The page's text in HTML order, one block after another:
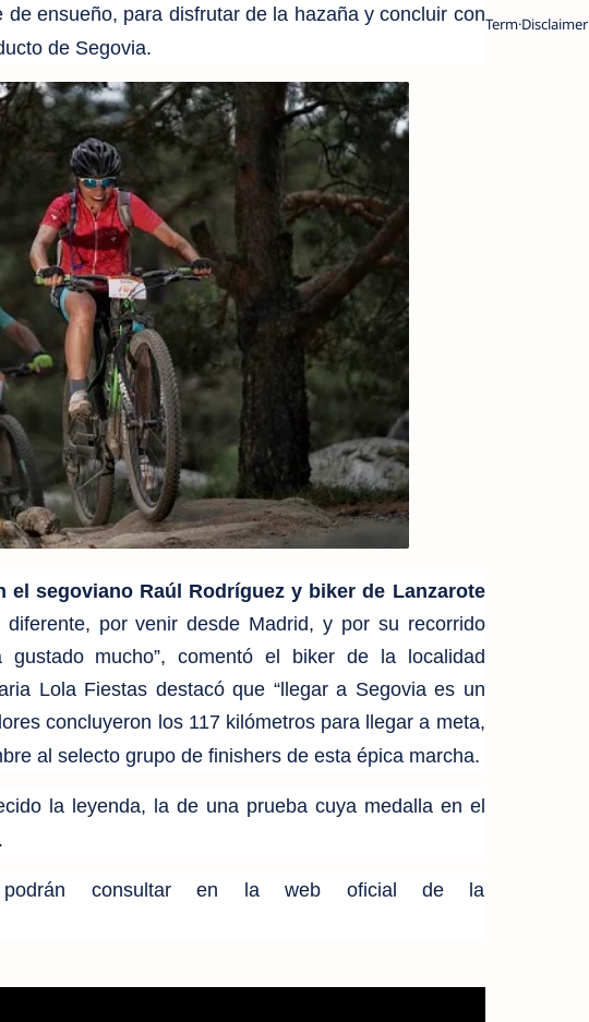
ensueño, para disfrutar de la hazaña y concluir con
de Segovia.
segoviano Raúl Rodríguez y biker de Lanzarote
diferente, por venir desde Madrid, y por su recorrido
mucho”, comentó el biker de la localidad
Lola Fiestas destacó que “llegar a Segovia es un
concluyeron los 117 kilómetros para llegar a meta,
al selecto grupo de finishers de esta épica marcha.
la leyenda, la de una prueba cuya medalla en el
podrán consultar en la web oficial de la
TermDisclaimer